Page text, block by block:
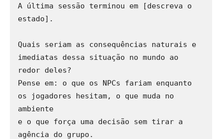
A última sessão terminou em [descreva o
estado].
Quais seriam as consequências naturais e
imediatas dessa situação no mundo ao
redor deles?
Pense em: o que os NPCs fariam enquanto
os jogadores hesitam, o que muda no
ambiente
e o que força uma decisão sem tirar a